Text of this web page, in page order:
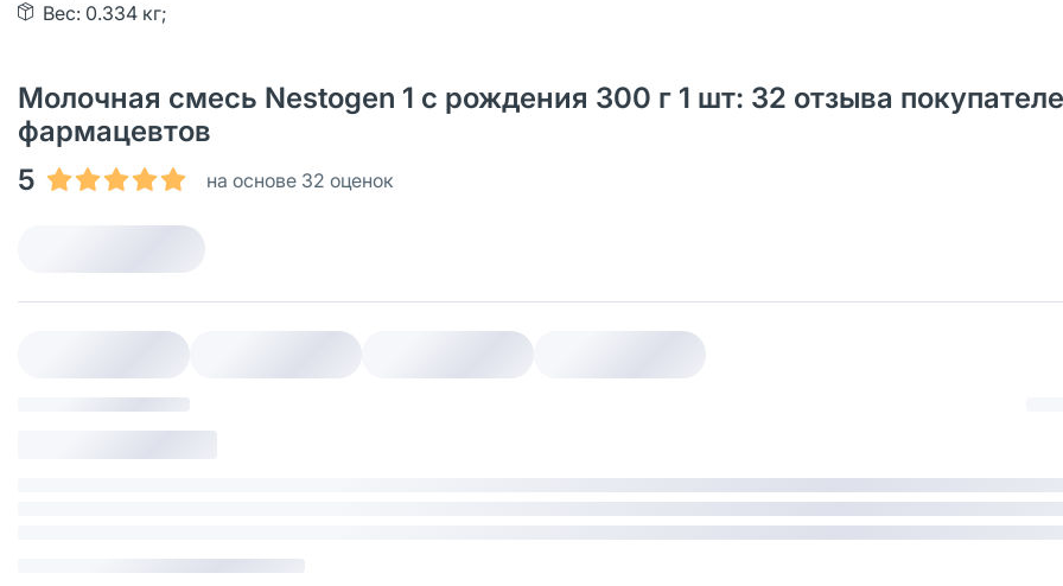
Вес: 0.334 кг;
Молочная смесь Nestogen 1 с рождения 300 г 1 шт: 32 отзыва
фармацевтов
5
на основе 32 оценок